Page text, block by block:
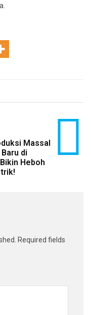
Massal
di
Heboh
Required fields